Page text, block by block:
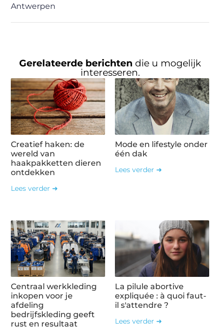
Antwerpen
Gerelateerde berichten die u mogelijk
interesseren.
Creatief haken: de
wereld van
haakpakketten dieren
ontdekken
Lees verder ➜
Mode en lifestyle onder
één dak
Lees verder ➜
Centraal werkkleding
inkopen voor je
afdeling
bedrijfskleding geeft
rust en resultaat
La pilule abortive
expliquée : à quoi faut-
il s'attendre ?
Lees verder ➜